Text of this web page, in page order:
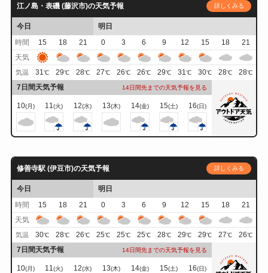
江ノ島・表磯 (藤沢市)の天気予報 詳しくみる
今日
明日
時間
15 18 21 0 3 6 9 12 15 18
21
天気
気温 31℃ 29℃ 28℃ 27℃ 26℃ 26℃ 29℃ 31℃ 30℃ 28℃ 28℃
7日間天気予報 14日間先までの天気予報を見る
10(月) 11(火) 12(水) 13(木) 14(金) 15(土) 16(日)
修善寺駅 (伊豆市)の天気予報 詳しくみる
今日
明日
時間
15 18 21 0 3 6 9 12 15 18
21
天気
気温 30℃ 28℃ 26℃ 25℃ 25℃ 25℃ 28℃ 29℃ 29℃ 27℃ 26℃
7日間天気予報 14日間先までの天気予報を見る
10(月) 11(火) 12(水) 13(木) 14(金) 15(土) 16(日)